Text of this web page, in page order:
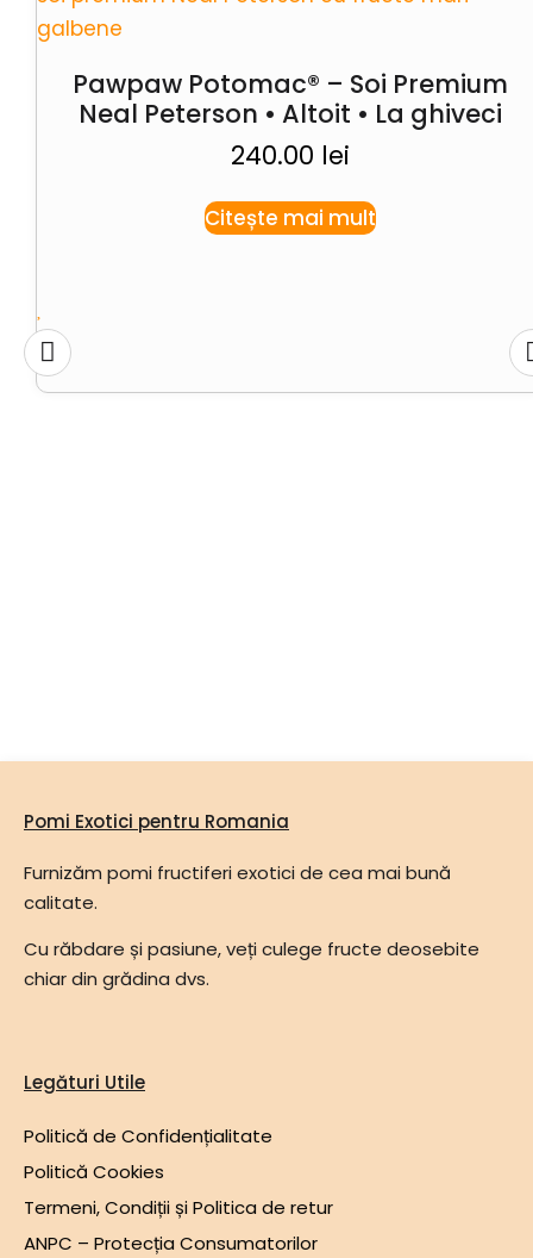
Pawpaw Potomac® – Soi Premium
Neal Peterson • Altoit • La ghiveci
240.00 lei
Citește mai mult
Pomi Exotici pentru Romania
Furnizăm pomi fructiferi exotici de cea mai bună
calitate.
Cu răbdare și pasiune, veți culege fructe deosebite
chiar din grădina dvs.
Legături Utile
Politică de Confidențialitate
Politică Cookies
Termeni, Condiții și Politica de retur
ANPC – Protecția Consumatorilor